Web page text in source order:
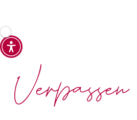
Verpassen